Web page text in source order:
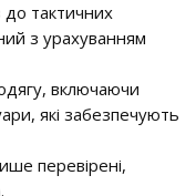
до тактичних
з урахуванням
включаючи
які забезпечують
перевірені,